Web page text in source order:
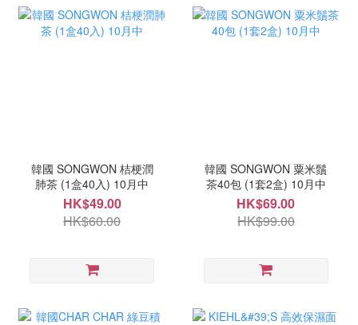
韓國 SONGWON 桔梗潤
肺茶 (1盒40入) 10月中
HK$49.00
HK$60.00
韓國 SONGWON 粟米鬚
茶40包 (1套2盒) 10月中
HK$69.00
HK$99.00